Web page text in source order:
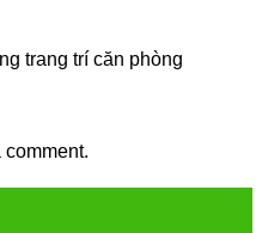
trang trí căn phòng
comment.